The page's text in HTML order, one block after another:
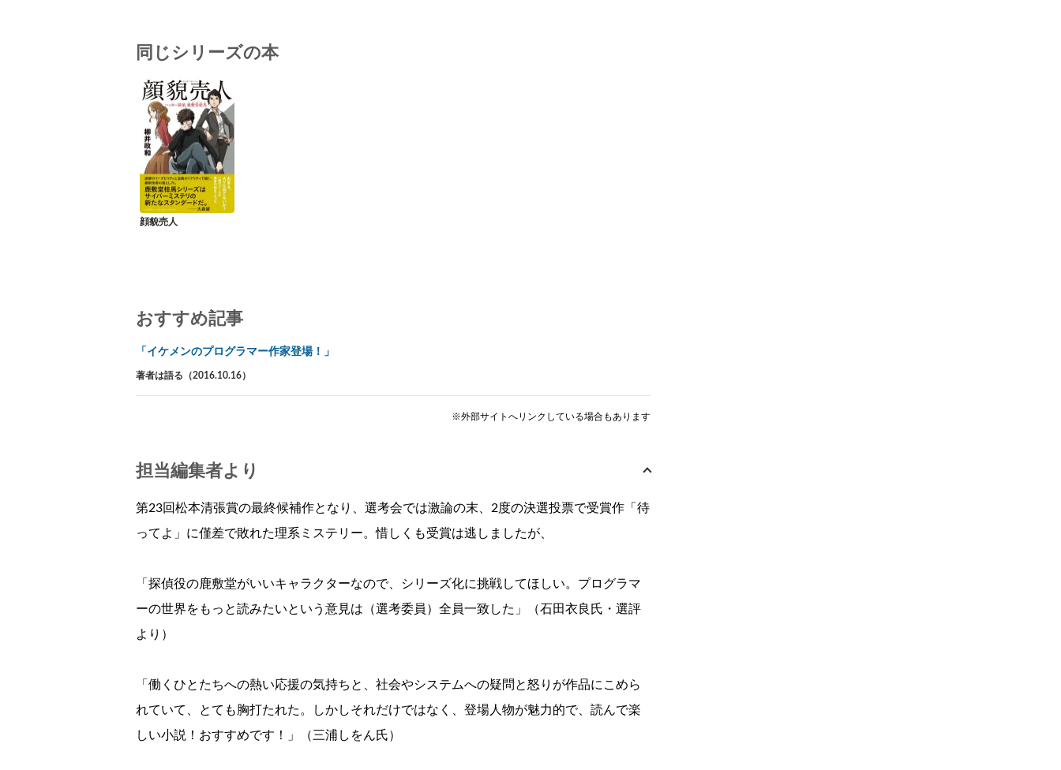
同じシリーズの本
顔貌売人
おすすめ記事
「イケメンのプログラマー作家登場！」
著者は語る（2016.10.16）
※外部サイトへリンクしている場合もあります
担当編集者より
第23回松本清張賞の最終候補作となり、選考会では激論の末、2度の決選投票で受賞作「待
ってよ」に僅差で敗れた理系ミステリー。惜しくも受賞は逃しましたが、
「探偵役の鹿敷堂がいいキャラクターなので、シリーズ化に挑戦してほしい。プログラマ
ーの世界をもっと読みたいという意見は（選考委員）全員一致した」（石田衣良氏・選評
より）
「働くひとたちへの熱い応援の気持ちと、社会やシステムへの疑問と怒りが作品にこめら
れていて、とても胸打たれた。しかしそれだけではなく、登場人物が魅力的で、読んで楽
しい小説！おすすめです！」（三浦しをん氏）